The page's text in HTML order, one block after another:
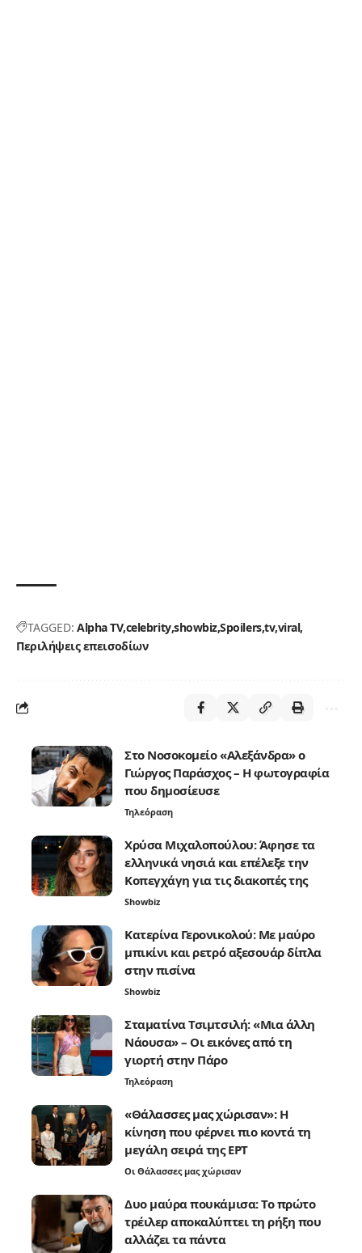
TAGGED: Alpha TVcelebrityshowbizSpoilerstv viral
Περιλήψεις επεισοδίων
Στο Νοσοκομείο «Αλεξάνδρα» ο
Γιώργος Παράσχος – Η φωτογραφία
που δημοσίευσε
Τηλεόραση
Χρύσα Μιχαλοπούλου: Άφησε τα
ελληνικά νησιά και επέλεξε την
Κοπεγχάγη για τις διακοπές της
Showbiz
Κατερίνα Γερονικολού: Με μαύρο
μπικίνι και ρετρό αξεσουάρ δίπλα
στην πισίνα
Showbiz
Σταματίνα Τσιμτσιλή: «Μια άλλη
Νάουσα» – Οι εικόνες από τη
γιορτή στην Πάρο
Τηλεόραση
«Θάλασσες μας χώρισαν»: Η
κίνηση που φέρνει πιο κοντά τη
μεγάλη σειρά της ΕΡΤ
Οι Θάλασσες μας χώρισαν
Δυο μαύρα πουκάμισα: Το πρώτο
τρέιλερ αποκαλύπτει τη ρήξη που
αλλάζει τα πάντα